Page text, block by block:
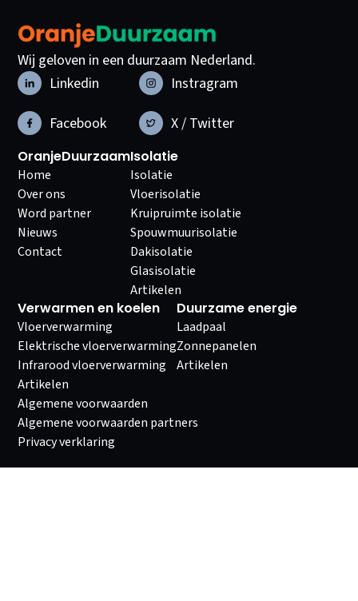
Wij geloven in een duurzaam Nederland.
Linkedin
Instragram
Facebook
X / Twitter
OranjeDuurzaam
Home
Over ons
Word partner
Nieuws
Contact
Isolatie
Isolatie
Vloerisolatie
Kruipruimte isolatie
Spouwmuurisolatie
Dakisolatie
Glasisolatie
Artikelen
Verwarmen en koelen
Vloerverwarming
Elektrische vloerverwarming
Infrarood vloerverwarming
Artikelen
Duurzame energie
Laadpaal
Zonnepanelen
Artikelen
Algemene voorwaarden
Algemene voorwaarden partners
Privacy verklaring